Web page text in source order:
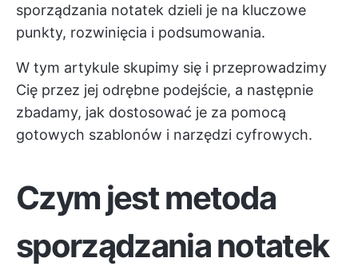
sporządzania notatek dzieli je na kluczowe
punkty, rozwinięcia i podsumowania.
W tym artykule skupimy się i przeprowadzimy
Cię przez jej odrębne podejście, a następnie
zbadamy, jak dostosować je za pomocą
gotowych szablonów i narzędzi cyfrowych.
Czym jest metoda
sporządzania notatek